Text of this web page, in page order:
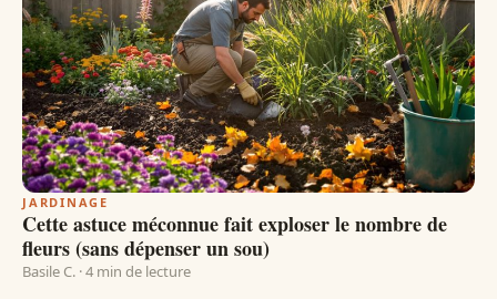
JARDINAGE
Cette astuce méconnue fait exploser le nombre de
fleurs (sans dépenser un sou)
Basile C. · 4 min de lecture